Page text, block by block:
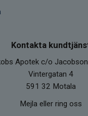
Kontakta
Apotek c/o
Vintergatan 4
591 32 Motala
Mejla eller ring oss